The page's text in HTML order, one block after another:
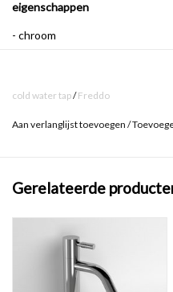
eigenschappen
- chroom
Freddo betekent letterlijk
link, want Freddo is er
en daarmee dus met name
tijdloos design
De onbeperkte houdbaarheid
cold water tap/Freddo
Aan verlanglijst toevoegen /
Gerelateerde